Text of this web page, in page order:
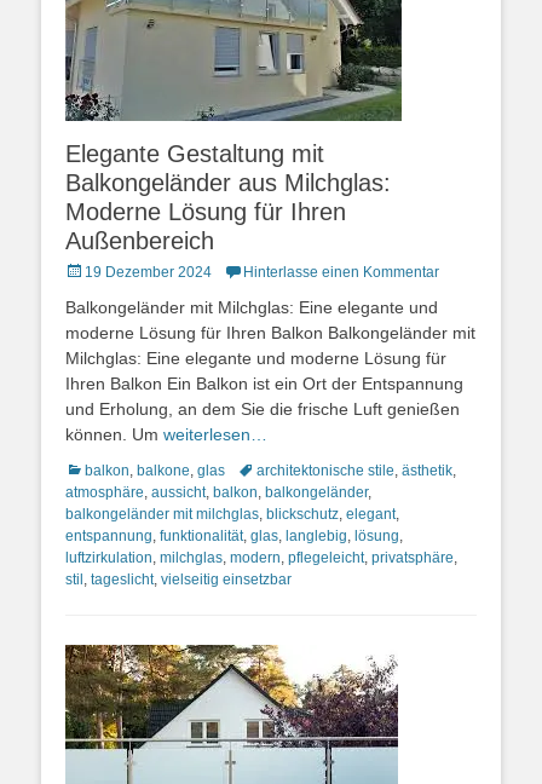
Elegante Gestaltung mit
Balkongeländer aus Milchglas:
Moderne Lösung für Ihren
Außenbereich
Posted
19 Dezember 2024 Hinterlasse einen Kommentar
Balkongeländer mit Milchglas: Eine elegante und
moderne Lösung für Ihren Balkon Balkongeländer mit
Milchglas: Eine elegante und moderne Lösung für
Ihren Balkon Ein Balkon ist ein Ort der Entspannung
und Erholung, an dem Sie die frische Luft genießen
können. Um weiterlesen…
Kategorien
balkon balkone glas Schlagworte
architektonische stile ästhetik
atmosphäre aussicht, balkon balkongeländer,
balkongeländer mit milchglas blickschutz elegant,
entspannung funktionalität, glas langlebig lösung
luftzirkulation milchglas modern pflegeleicht, privatsphäre
stil tageslicht, vielseitig einsetzbar